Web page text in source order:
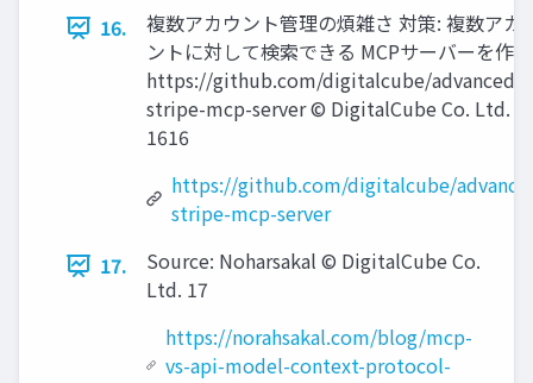
16.
複数アカウント管理の煩雑さ 対策: 複数アカ
ントに対して検索できる MCPサーバーを作
https://github.com/digitalcube/advanced-
stripe-mcp-server © DigitalCube Co. Ltd.
1616
https://github.com/digitalcube/
stripe-mcp-server
17.
Source: Noharsakal © DigitalCube Co.
Ltd. 17
https://norahsakal.com/blog/mcp-
vs-api-model-context-protocol-